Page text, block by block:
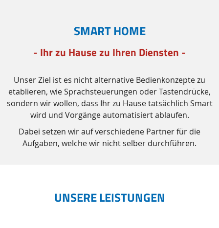
SMART HOME
- Ihr zu Hause zu Ihren Diensten -
Unser Ziel ist es nicht alternative Bedienkonzepte zu
etablieren, wie Sprachsteuerungen oder Tastendrücke,
sondern wir wollen, dass Ihr zu Hause tatsächlich Smart
wird und Vorgänge automatisiert ablaufen.
Dabei setzen wir auf verschiedene Partner für die
Aufgaben, welche wir nicht selber durchführen.
UNSERE LEISTUNGEN